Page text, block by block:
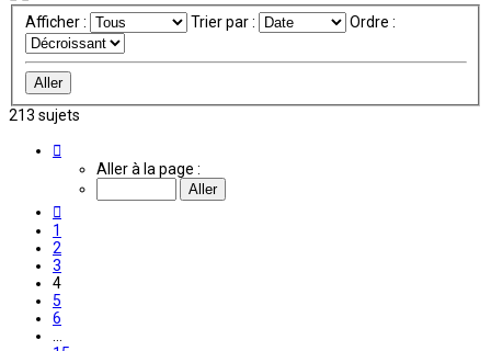
Afficher : Trier par : Ordre :
213 sujets
Aller à la page :
1
2
3
4
5
6